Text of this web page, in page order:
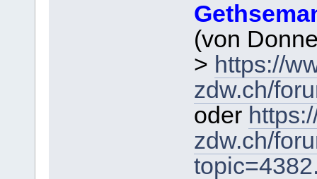
(von
> https://
zdw.ch/
oder
zdw.ch/